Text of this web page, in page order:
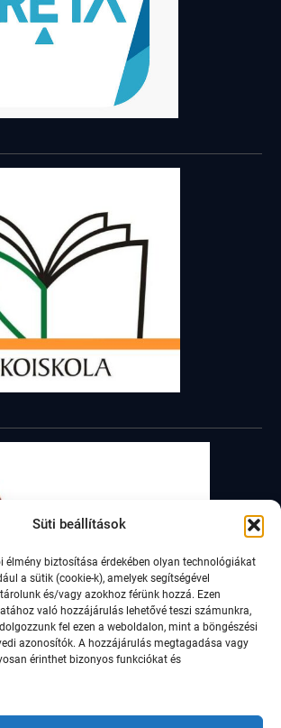
Süti beállítások
élmény biztosítása érdekében olyan technológiákat
a sütik (cookie-k), amelyek segítségével
és/vagy azokhoz férünk hozzá. Ezen
való hozzájárulás lehetővé teszi számunkra,
fel ezen a weboldalon, mint a böngészési
azonosítók. A hozzájárulás megtagadása vagy
érinthet bizonyos funkciókat és